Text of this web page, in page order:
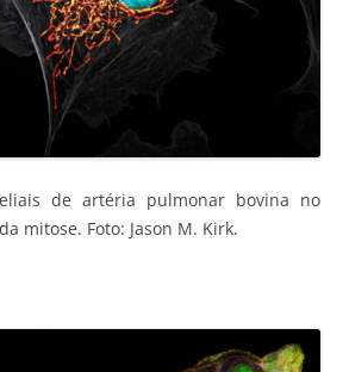
de artéria pulmonar bovina no
mitose. Foto: Jason M. Kirk.